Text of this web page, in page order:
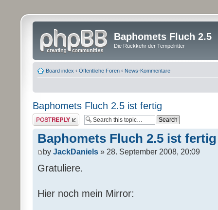
Baphomets Fluch 2.5
Die Rückkehr der Tempelritter
Board index ‹ Öffentliche Foren ‹ News-Kommentare
Baphomets Fluch 2.5 ist fertig
Post a reply
Baphomets Fluch 2.5 ist fertig
by JackDaniels » 28. September 2008, 20:09
Gratuliere.
Hier noch mein Mirror: